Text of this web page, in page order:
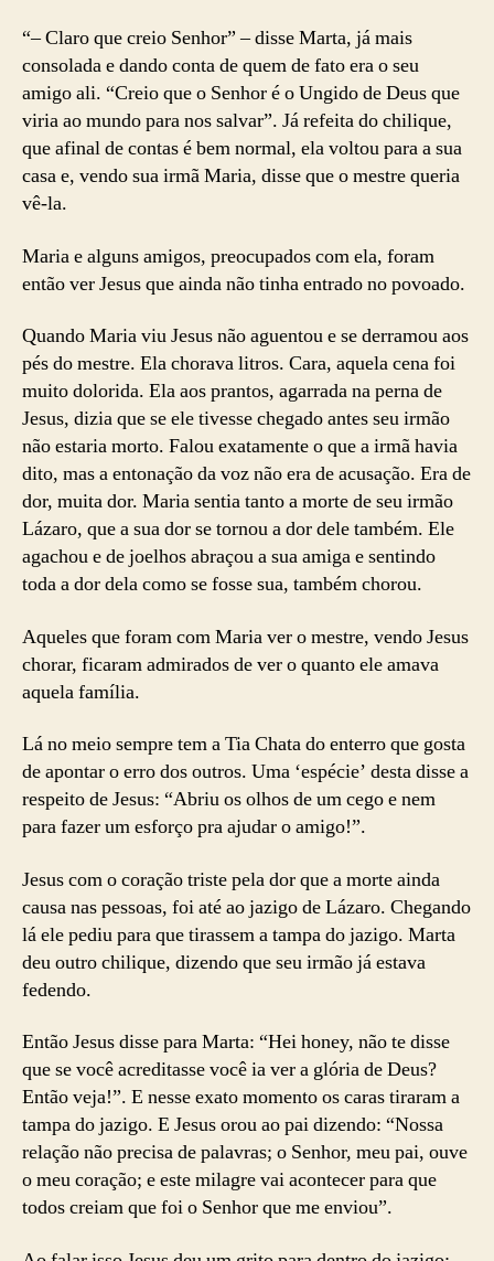
“– Claro que creio Senhor” – disse Marta, já mais
consolada e dando conta de quem de fato era o seu
amigo ali. “Creio que o Senhor é o Ungido de Deus que
viria ao mundo para nos salvar”. Já refeita do chilique,
que afinal de contas é bem normal, ela voltou para a sua
casa e, vendo sua irmã Maria, disse que o mestre queria
vê-la.
Maria e alguns amigos, preocupados com ela, foram
então ver Jesus que ainda não tinha entrado no povoado.
Quando Maria viu Jesus não aguentou e se derramou aos
pés do mestre. Ela chorava litros. Cara, aquela cena foi
muito dolorida. Ela aos prantos, agarrada na perna de
Jesus, dizia que se ele tivesse chegado antes seu irmão
não estaria morto. Falou exatamente o que a irmã havia
dito, mas a entonação da voz não era de acusação. Era de
dor, muita dor. Maria sentia tanto a morte de seu irmão
Lázaro, que a sua dor se tornou a dor dele também. Ele
agachou e de joelhos abraçou a sua amiga e sentindo
toda a dor dela como se fosse sua, também chorou.
Aqueles que foram com Maria ver o mestre, vendo Jesus
chorar, ficaram admirados de ver o quanto ele amava
aquela família.
Lá no meio sempre tem a Tia Chata do enterro que gosta
de apontar o erro dos outros. Uma ‘espécie’ desta disse a
respeito de Jesus: “Abriu os olhos de um cego e nem
para fazer um esforço pra ajudar o amigo!”.
Jesus com o coração triste pela dor que a morte ainda
causa nas pessoas, foi até ao jazigo de Lázaro. Chegando
lá ele pediu para que tirassem a tampa do jazigo. Marta
deu outro chilique, dizendo que seu irmão já estava
fedendo.
Então Jesus disse para Marta: “Hei honey, não te disse
que se você acreditasse você ia ver a glória de Deus?
Então veja!”. E nesse exato momento os caras tiraram a
tampa do jazigo. E Jesus orou ao pai dizendo: “Nossa
relação não precisa de palavras; o Senhor, meu pai, ouve
o meu coração; e este milagre vai acontecer para que
todos creiam que foi o Senhor que me enviou”.